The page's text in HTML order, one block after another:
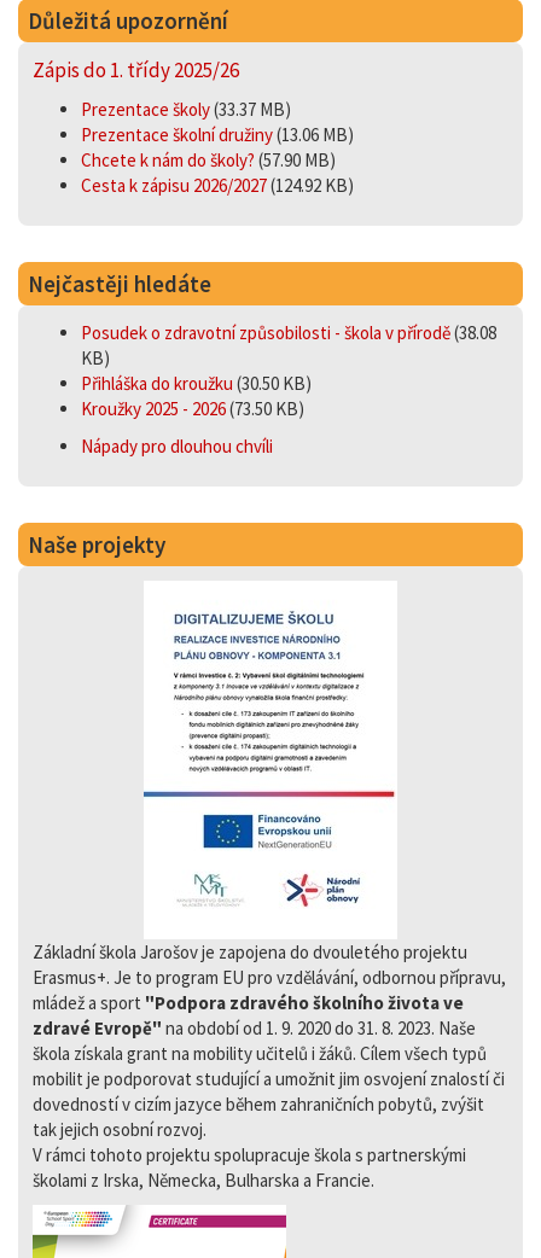
Důležitá upozornění
Zápis do 1. třídy 2025/26
Prezentace školy(33.37 MB)
Prezentace školní družiny(13.06 MB)
Chcete k nám do školy? (57.90 MB)
Cesta k zápisu 2026/2027(124.92 KB)
Nejčastěji hledáte
Posudek o zdravotní způsobilosti - škola v přírodě(38.08
KB)
Přihláška do kroužku (30.50 KB)
Kroužky 2025 - 2026(73.50 KB)
Nápady pro dlouhou chvíli
Naše projekty
Základní škola Jarošov je zapojena do dvouletého projektu
Erasmus+. Je to program EU pro vzdělávání, odbornou přípravu,
mládež a sport "Podpora zdravého školního života ve
zdravé Evropě" na období od 1. 9. 2020 do 31. 8. 2023. Naše
škola získala grant na mobility učitelů i žáků. Cílem všech typů
mobilit je podporovat studující a umožnit jim osvojení znalostí či
dovedností v cizím jazyce během zahraničních pobytů, zvýšit
tak jejich osobní rozvoj.
V rámci tohoto projektu spolupracuje škola s partnerskými
školami z Irska, Německa, Bulharska a Francie.